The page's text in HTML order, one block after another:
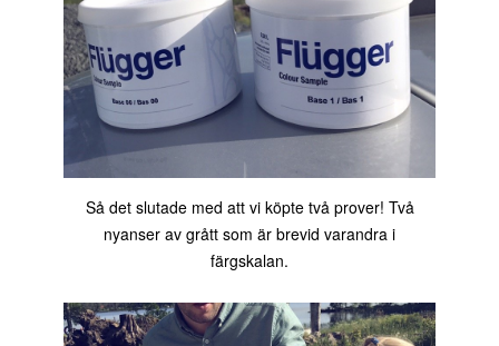
Så det slutade med att vi köpte två prover! Två
nyanser av grått som är brevid varandra i
färgskalan.